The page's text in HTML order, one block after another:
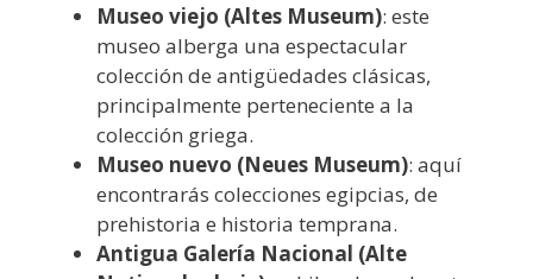
Museo viejo (Altes Museum): este
museo alberga una espectacular
colección de antigüedades clásicas,
principalmente perteneciente a la
colección griega.
Museo nuevo (Neues Museum): aquí
encontrarás colecciones egipcias, de
prehistoria e historia temprana.
Antigua Galería Nacional (Alte